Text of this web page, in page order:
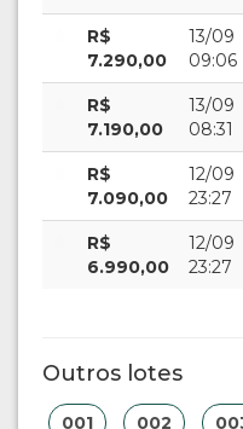
R$
7.290,00
13/09
09:06
R$
7.190,00
13/09
08:31
R$
7.090,00
12/09
23:27
R$
6.990,00
12/09
23:27
Outros lotes
001 002